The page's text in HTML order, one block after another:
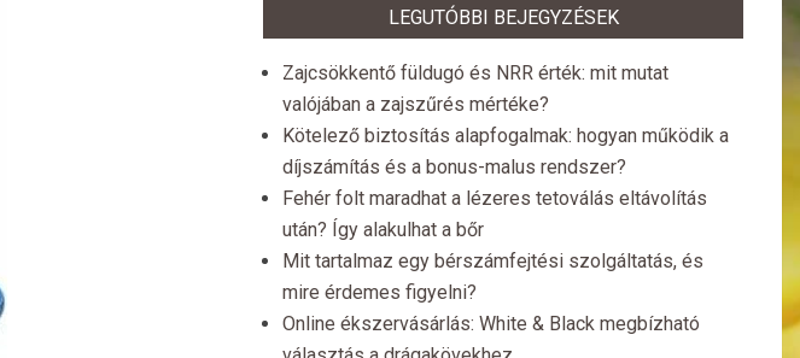
LEGUTÓBBI BEJEGYZÉSEK
Zajcsökkentő füldugó és NRR érték: mit mutat
valójában a zajszűrés mértéke?
Kötelező biztosítás alapfogalmak: hogyan működik a
díjszámítás és a bonus-malus rendszer?
Fehér folt maradhat a lézeres tetoválás eltávolítás
után? Így alakulhat a bőr
Mit tartalmaz egy bérszámfejtési szolgáltatás, és
mire érdemes figyelni?
Online ékszervásárlás: White & Black megbízható